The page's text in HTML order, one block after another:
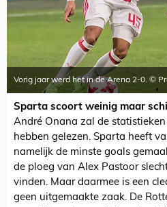
Vorig jaar werd het in de Arena 2-0. ©
Sparta scoort weinig maar
André Onana zal de
hebben gelezen. Sparta heeft
namelijk de minste goals
de ploeg van Alex Pastoor
vinden. Maar daarmee is een
geen uitgemaakte zaak. De